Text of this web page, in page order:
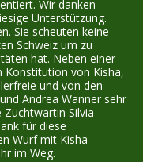
Wir danken
Unterstützung.
Sie scheuten keine
Schweiz um zu
hat. Neben einer
Konstitution von Kisha,
und von den
Andrea Wanner sehr
Zuchtwartin Silvia
für diese
Wurf mit Kisha
im Weg.